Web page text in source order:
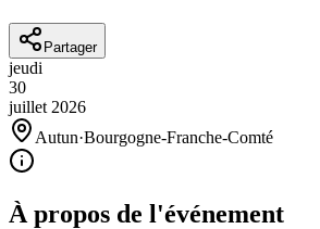
Partager
jeudi
30
juillet 2026
Autun·Bourgogne-Franche-Comté
À propos de l'événement